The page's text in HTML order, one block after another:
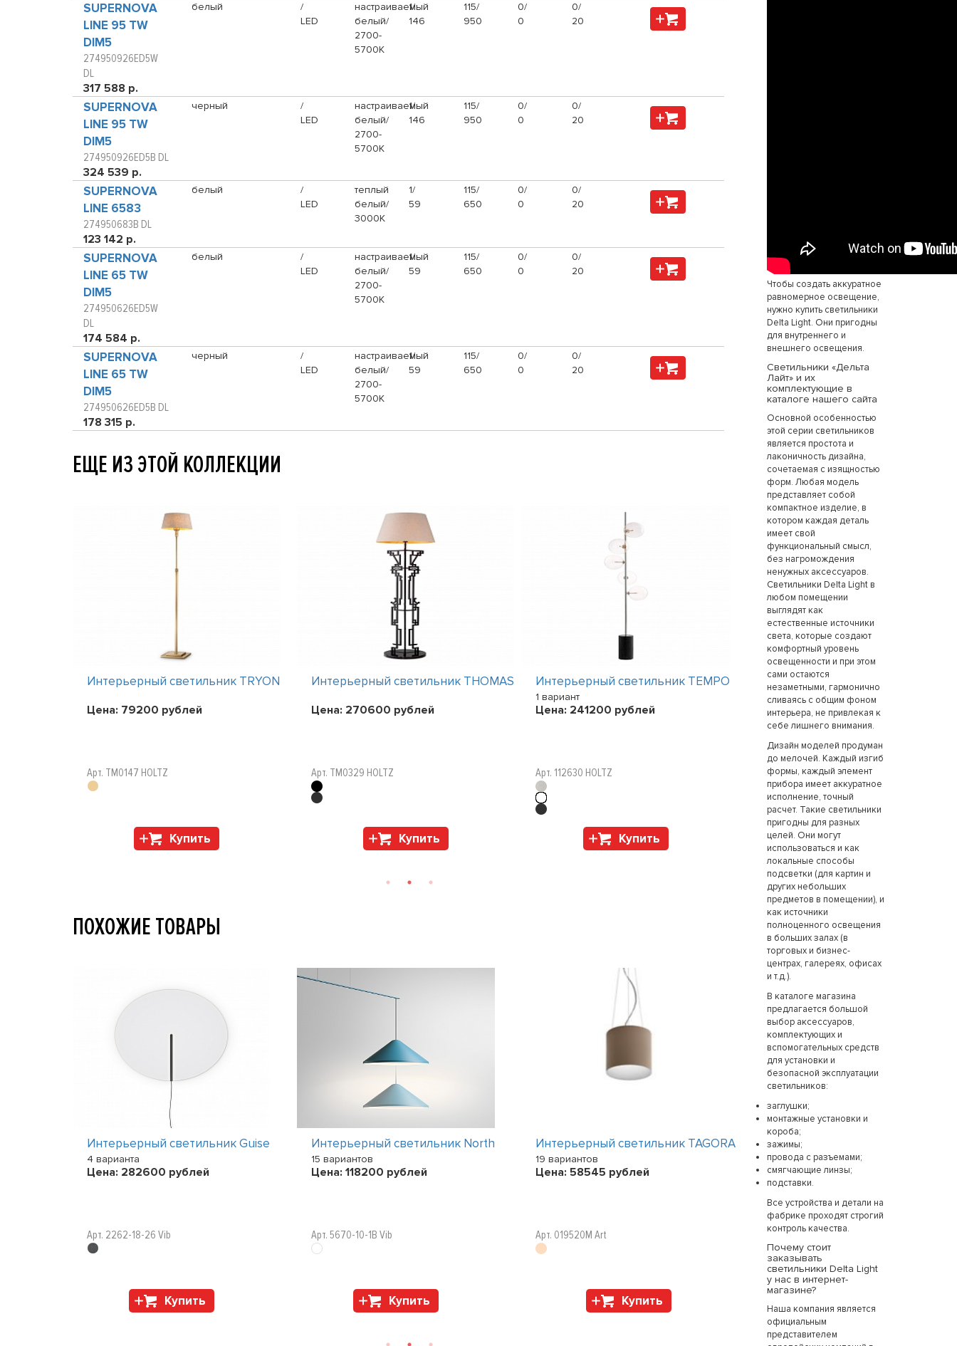
SUPERNOVA
LINE 95 TW
DIM5
274950926ED5W
DL
317 588 р.
белый
/
LED
настраиваемый
белый/
2700-
5700K
1/
146
115/
950
0/
0
0/
20
SUPERNOVA
LINE 95 TW
DIM5
274950926ED5B DL
324 539 р.
черный
/
LED
настраиваемый
белый/
2700-
5700K
1/
146
115/
950
0/
0
0/
20
SUPERNOVA
LINE 6583
274950683B DL
123 142 р.
белый
/
LED
теплый
белый/
3000К
1/
59
115/
650
0/
0
0/
20
SUPERNOVA
LINE 65 TW
DIM5
274950626ED5W
DL
174 584 р.
белый
/
LED
настраиваемый
белый/
2700-
5700K
1/
59
115/
650
0/
0
0/
20
SUPERNOVA
LINE 65 TW
DIM5
274950626ED5B DL
178 315 р.
черный
/
LED
настраиваемый
белый/
2700-
5700K
1/
59
115/
650
0/
0
0/
20
ЕЩЕ ИЗ ЭТОЙ КОЛЛЕКЦИИ
Интерьерный светильник TRYON
Цена: 79200 рублей
Арт. TM0147 HOLTZ
Купить
Интерьерный светильник THOMAS
Цена: 270600 рублей
Арт. TM0329 HOLTZ
Купить
Интерьерный светильник TEMPO
1 вариант
Цена: 241200 рублей
Арт. 112630 HOLTZ
Купить
Интерьерный светильник TEMPO
Цена:241200рублей
Арт. 112317 HOLTZ
ПОХОЖИЕ ТОВАРЫ
Интерьерный светильник Guise
4 варианта
Цена: 282600 рублей
Арт. 2262-18-26 Vib
Купить
Интерьерный светильник North
15 вариантов
Цена: 118200 рублей
Арт. 5670-10-1B Vib
Купить
Интерьерный светильник TAGORA
19 вариантов
Цена: 58545 рублей
Арт. 019520M Art
Купить
Интерьерный светильник KALIFA
19 вариантов
Цена:46599рублей
Арт. 181590M Art
Чтобы создать аккуратное
равномерное освещение,
нужно купить светильники
Delta Light. Они пригодны
для внутреннего и
внешнего освещения.
Светильники «Дельта
Лайт» и их
комплектующие в
каталоге нашего сайта
Основной особенностью
этой серии светильников
является простота и
лаконичность дизайна,
сочетаемая с изящностью
форм. Любая модель
представляет собой
компактное изделие, в
котором каждая деталь
имеет свой
функциональный смысл,
без нагромождения
ненужных аксессуаров.
Светильники Delta Light в
любом помещении
выглядят как
естественные источники
света, которые создают
комфортный уровень
освещенности и при этом
сами остаются
незаметными, гармонично
сливаясь с общим фоном
интерьера, не привлекая к
себе лишнего внимания.
Дизайн моделей продуман
до мелочей. Каждый изгиб
формы, каждый элемент
прибора имеет аккуратное
исполнение, точный
расчет. Такие светильники
пригодны для разных
целей. Они могут
использоваться и как
локальные способы
подсветки (для картин и
других небольших
предметов в помещении), и
как источники
полноценного освещения
в больших залах (в
торговых и бизнес-
центрах, галереях, офисах
и т.д.).
В каталоге магазина
предлагается большой
выбор аксессуаров,
комплектующих и
вспомогательных средств
для установки и
безопасной эксплуатации
светильников:
заглушки;
монтажные установки и
короба;
зажимы;
провода с разъемами;
смягчающие линзы;
подставки.
Все устройства и детали на
фабрике проходят строгий
контроль качества.
Почему стоит
заказывать
светильники Delta Light
у нас в интернет-
магазине?
Наша компания является
официальным
представителем